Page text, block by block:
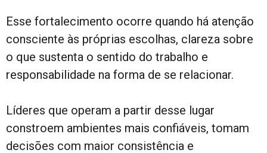
Esse fortalecimento ocorre quando há atenção
consciente às próprias escolhas, clareza sobre
o que sustenta o sentido do trabalho e
responsabilidade na forma de se relacionar.
Líderes que operam a partir desse lugar
constroem ambientes mais confiáveis, tomam
decisões com maior consistência e